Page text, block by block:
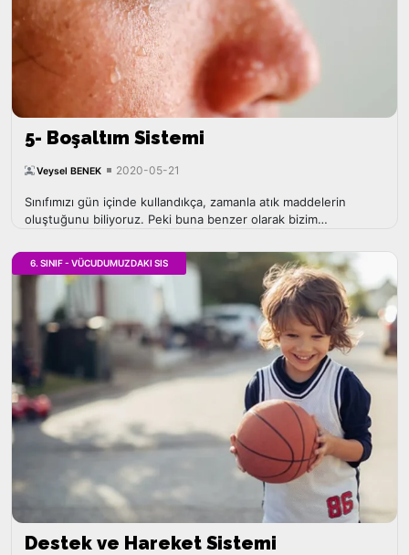
5- Boşaltım Sistemi
Veysel BENEK 2020-05-21
Sınıfımızı gün içinde kullandıkça, zamanla atık maddelerin
oluştuğunu biliyoruz. Peki buna benzer olarak bizim
Destek ve Hareket Sistemi
6. SINIF - VÜCUDUMUZDAKI SIS